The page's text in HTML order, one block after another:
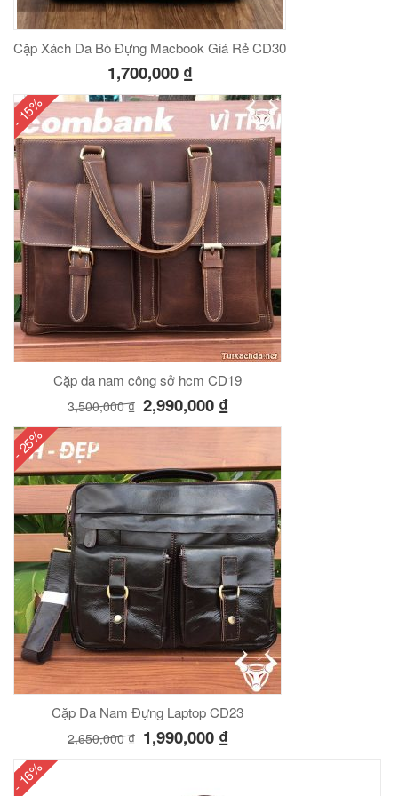
Cặp Xách Da Bò Đựng Macbook Giá Rẻ CD30
1,700,000 ₫
- 15%
Cặp da nam công sở hcm CD19
3,500,000₫ 2,990,000 ₫
- 25%
Cặp Da Nam Đựng Laptop CD23
2,650,000₫ 1,990,000 ₫
- 16%